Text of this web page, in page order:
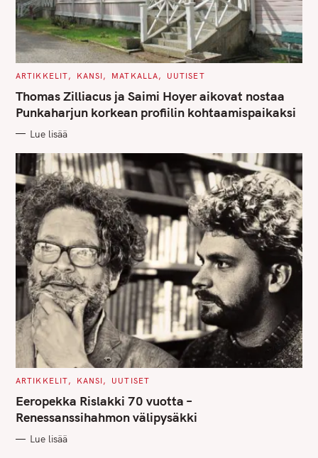
C
T
E
G
O
I
S
ARTIKKELIT KANSI MATKALLA UUTISET
Thomas Zilliacus ja Saimi Hoyer aikovat nostaa
Punkaharjun korkean profiilin kohtaamispaikaksi
Lue lisää
C
T
E
G
O
I
ARTIKKELIT KANSI UUTISET
Eeropekka Rislakki 70 vuotta –
Renessanssihahmon välipysäkki
Lue lisää